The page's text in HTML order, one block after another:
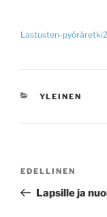
Lastusten-
KATEGORIAT
YLEINEN
Edellinen
artikkeli
EDELLINEN
Lapsille ja